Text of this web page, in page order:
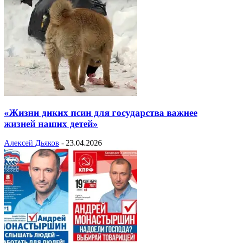
«Жизни диких псин для государства важнее
жизней наших детей»
Алексей Дьяков - 23.04.2026